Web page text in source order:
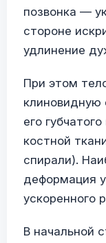
позвонка —
стороне
удлинение
При этом
клиновидную
его
костной
спирали).
деформация
ускоренного
В начальной